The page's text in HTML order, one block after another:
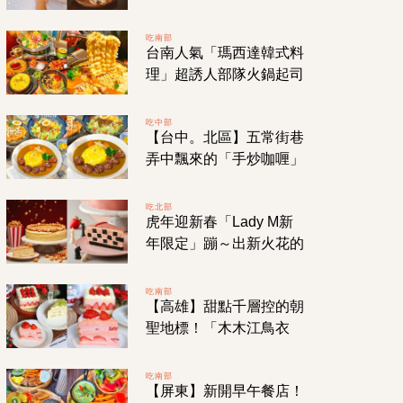
捲冰淇淋！
吃南部
台南人氣「瑪西達韓式料
理」超誘人部隊火鍋起司
CP值超高的雙人套餐！
吃中部
【台中。北區】五常街巷
弄中飄來的「手炒咖喱」
洋食「沖繩塔可飯」也吃
的到！
吃北部
虎年迎新春「Lady M新
年限定」蹦～出新火花的
莓甜點盛宴1月回歸販
售！
吃南部
【高雄】甜點千層控的朝
聖地標！「木木江鳥衣
面的美味手作千層！
吃南部
【屏東】新開早午餐店！